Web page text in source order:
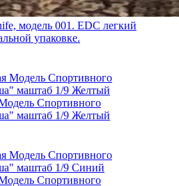
модель 001. EDC легкий
упаковке.
Спортивного
маштаб 1/9 Желтый
Спортивного